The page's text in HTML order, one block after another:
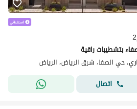
بتشطيبات راقية
حي الصفا، شرق الرياض، الرياض
اتصال